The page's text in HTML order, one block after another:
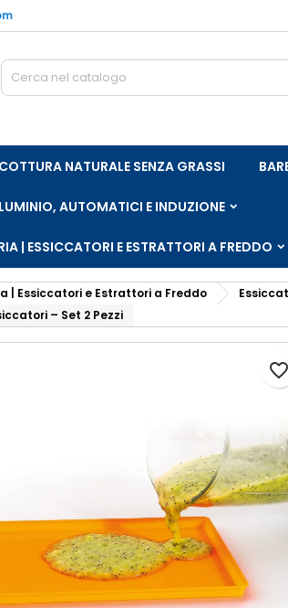
NATURALE SENZA GRASSI
AUTOMATICI E INDUZIONE
| ESSICCATORI E ESTRATTORI A FREDDO
| Essiccatori e Estrattori a Freddo
– Set 2 Pezzi
favorite_border
liste di desideri
nuova lista
lista dei desideri
Annulla
effettuato l'accesso per salvare dei